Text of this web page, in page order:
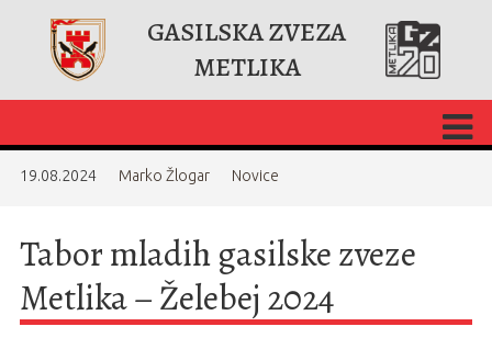
GASILSKA ZVEZA
METLIKA
19.08.2024 Marko Žlogar Novice
Tabor mladih gasilske zveze
Metlika – Želebej 2024